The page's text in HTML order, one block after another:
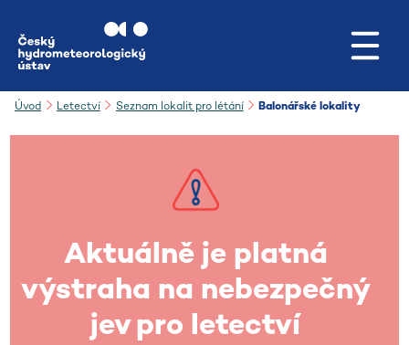
Úvod Letectví Seznam lokalit pro létání Balonářské lokality
Aktuálně je platná
výstraha na nebezpečný
jev pro letectví